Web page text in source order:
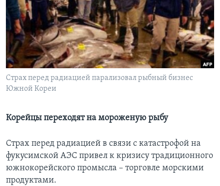
Learning English
СОЦИАЛЬНЫЕ СЕТИ
Языки
Страх перед радиацией парализовал рыбный бизнес
Южной Кореи
Корейцы переходят на мороженую рыбу
Страх перед радиацией в связи с катастрофой на
фукусимской АЭС привел к кризису традиционного
южнокорейского промысла – торговле морскими
продуктами.